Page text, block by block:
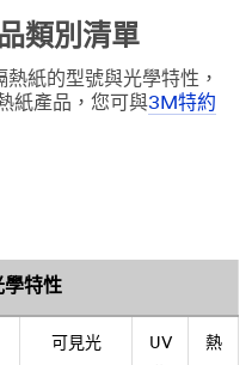
類別清單
紙的型號與光學特性，
紙產品，您可與3M特約
學特性
可見光
UV
熱